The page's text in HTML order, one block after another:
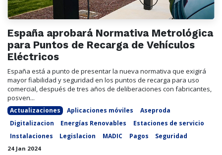
España aprobará Normativa Metrológica
para Puntos de Recarga de Vehículos
Eléctricos
España está a punto de presentar la nueva normativa que exigirá
mayor fiabilidad y seguridad en los puntos de recarga para uso
comercial, después de tres años de deliberaciones con fabricantes,
posven...
Actualizaciones Aplicaciones móviles
Aseproda
Digitalizacion
Energías Renovables
Estaciones de servicio
Instalaciones
Legislacion MADIC Pagos Seguridad
24 Jan 2024